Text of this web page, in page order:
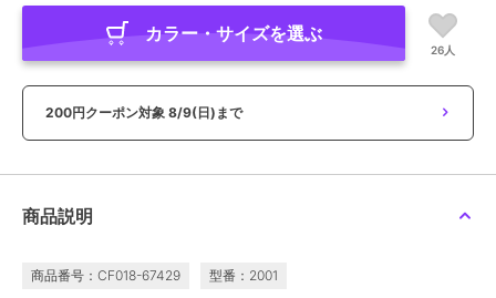
カラー・サイズを選ぶ
26人
200円クーポン対象 8/9(日)まで
商品説明
商品番号：CF018-67429 型番：2001